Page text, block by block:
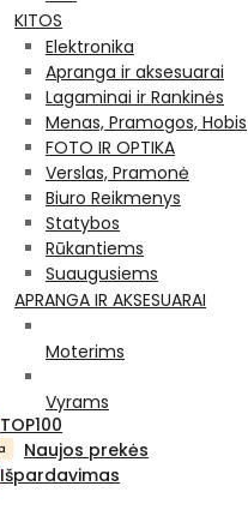
KITOS
Elektronika
Apranga ir aksesuarai
Lagaminai ir Rankinės
Menas, Pramogos, Hobis
FOTO IR OPTIKA
Verslas, Pramonė
Biuro Reikmenys
Statybos
Rūkantiems
Suaugusiems
APRANGA IR AKSESUARAI
Moterims
Vyrams
TOP100
Naujos prekės
Išpardavimas